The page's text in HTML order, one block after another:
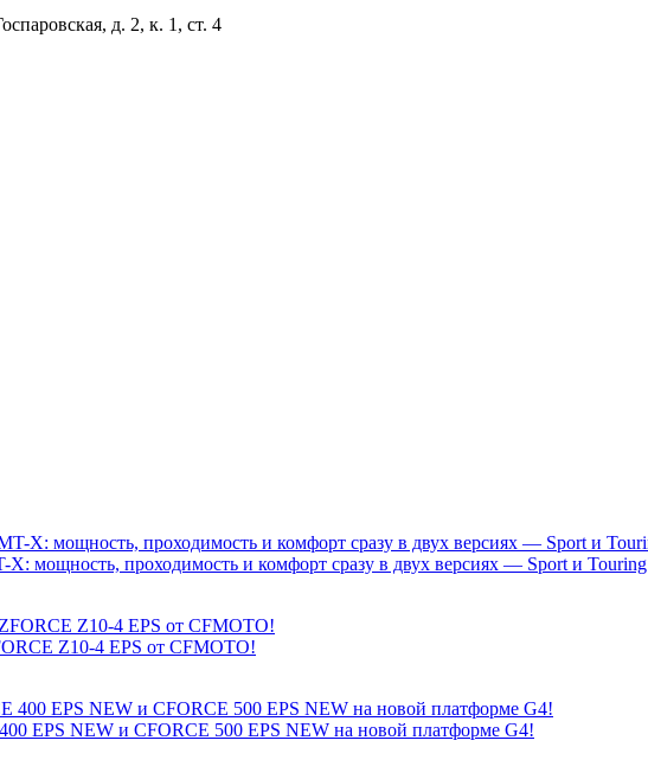
д. 2, к. 1, ст. 4
мощность, проходимость и комфорт сразу в двух версиях — Sport и Touring
Z10-4 EPS от CFMOTO!
EPS NEW и CFORCE 500 EPS NEW на новой платформе G4!